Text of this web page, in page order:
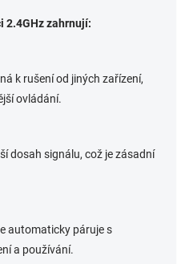
2.4GHz zahrnují:
k rušení od jiných zařízení,
ovládání.
dosah signálu, což je zásadní
automaticky páruje s
a používání.